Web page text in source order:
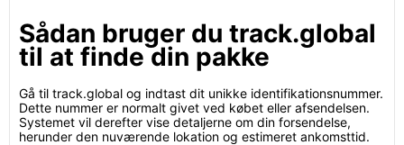
Sådan bruger du track.global
til at finde din pakke
Gå til track.global og indtast dit unikke identifikationsnummer.
Dette nummer er normalt givet ved købet eller afsendelsen.
Systemet vil derefter vise detaljerne om din forsendelse,
herunder den nuværende lokation og estimeret ankomsttid.